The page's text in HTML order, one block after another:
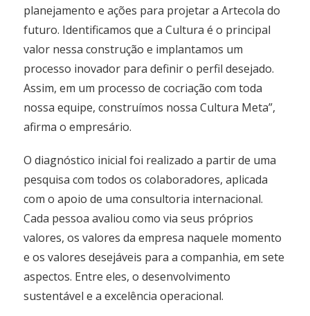
planejamento e ações para projetar a Artecola do
futuro. Identificamos que a Cultura é o principal
valor nessa construção e implantamos um
processo inovador para definir o perfil desejado.
Assim, em um processo de cocriação com toda
nossa equipe, construímos nossa Cultura Meta”,
afirma o empresário.
O diagnóstico inicial foi realizado a partir de uma
pesquisa com todos os colaboradores, aplicada
com o apoio de uma consultoria internacional.
Cada pessoa avaliou como via seus próprios
valores, os valores da empresa naquele momento
e os valores desejáveis para a companhia, em sete
aspectos. Entre eles, o desenvolvimento
sustentável e a excelência operacional.